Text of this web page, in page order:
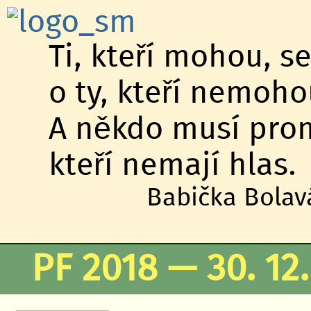
Ti, kteří mohou,
o ty, kteří
A někdo musí
kteří nemají hlas.
Babička
PF 2018 — 30.